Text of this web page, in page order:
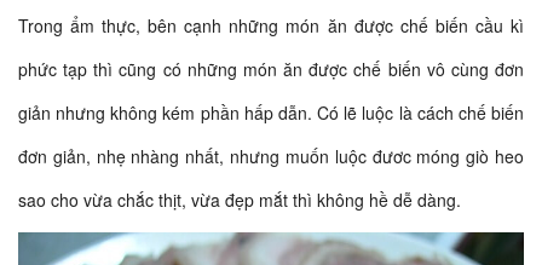
Trong ẩm thực, bên cạnh những món ăn được chế biến cầu kì
phức tạp thì cũng có những món ăn được chế biến vô cùng đơn
giản nhưng không kém phần hấp dẫn. Có lẽ luộc là cách chế biến
đơn giản, nhẹ nhàng nhất, nhưng muốn luộc đươc móng giò heo
sao cho vừa chắc thịt, vừa đẹp mắt thì không hề dễ dàng.